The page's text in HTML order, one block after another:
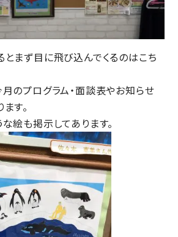
まず目に飛び込んでくるのはこち
のプログラム・面談表やお知らせ
す。
絵も掲示してあります。